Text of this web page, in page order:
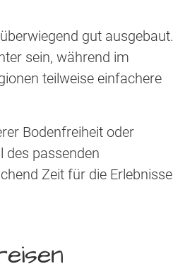
gut ausgebaut.
sein, während im
teilweise einfachere
Bodenfreiheit oder
des passenden
Zeit für die Erlebnisse